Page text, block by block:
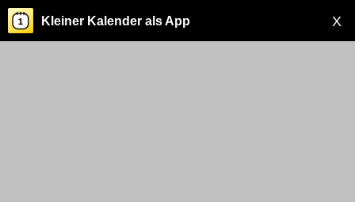
X
Kleiner Kalender als App